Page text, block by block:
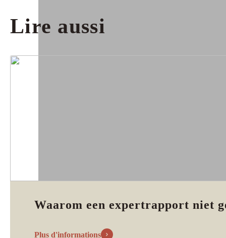
Lire aussi
Waarom een expertrapport niet
Plus d'informations